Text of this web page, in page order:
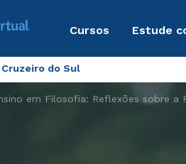
Cursos Estude
do Sul
em Filosofia: Reflexões sobre a